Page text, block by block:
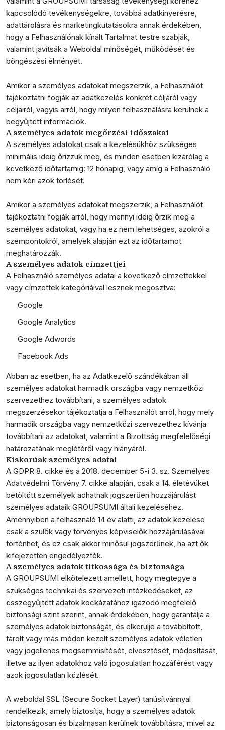
kapcsolódó tevékenységekre, továbbá adatkinyerésre,
adattárolásra és marketingkutatásokra annak érdekében,
hogy a Felhasználónak kínált Tartalmat testre szabják,
valamint javítsák a Weboldal minőségét, működését és
böngészési élményét.
Amikor a személyes adatokat megszerzik, a Felhasználót
tájékoztatni fogják az adatkezelés konkrét céljáról vagy
céljairól, vagyis arról, hogy milyen felhasználásra kerülnek a
begyűjtött információk.
A személyes adatok megőrzési időszakai
A személyes adatokat csak a kezelésükhöz szükséges
minimális ideig őrizzük meg, és minden esetben kizárólag a
következő időtartamig: 12 hónapig, vagy amíg a Felhasználó
nem kéri azok törlését.
Amikor a személyes adatokat megszerzik, a Felhasználót
tájékoztatni fogják arról, hogy mennyi ideig őrzik meg a
személyes adatokat, vagy ha ez nem lehetséges, azokról a
szempontokról, amelyek alapján ezt az időtartamot
meghatározzák.
A személyes adatok címzettjei
A Felhasználó személyes adatai a következő címzettekkel
vagy címzettek kategóriáival lesznek megosztva:
Google
Google Analytics
Google Adwords
Facebook Ads
Abban az esetben, ha az Adatkezelő szándékában áll
személyes adatokat harmadik országba vagy nemzetközi
szervezethez továbbítani, a személyes adatok
megszerzésekor tájékoztatja a Felhasználót arról, hogy mely
harmadik országba vagy nemzetközi szervezethez kívánja
továbbítani az adatokat, valamint a Bizottság megfelelőségi
határozatának meglétéről vagy hiányáról.
Kiskorúak személyes adatai
A GDPR 8. cikke és a 2018. december 5-i 3. sz. Személyes
Adatvédelmi Törvény 7. cikke alapján, csak a 14. életévüket
betöltött személyek adhatnak jogszerűen hozzájárulást
személyes adataik GROUPSUMI általi kezeléséhez.
Amennyiben a felhasználó 14 év alatti, az adatok kezelése
csak a szülők vagy törvényes képviselők hozzájárulásával
történhet, és ez csak akkor minősül jogszerűnek, ha azt ők
kifejezetten engedélyezték.
A személyes adatok titkossága és biztonsága
A GROUPSUMI elkötelezett amellett, hogy megtegye a
szükséges technikai és szervezeti intézkedéseket, az
összegyűjtött adatok kockázatához igazodó megfelelő
biztonsági szint szerint, annak érdekében, hogy garantálja a
személyes adatok biztonságát, és elkerülje a továbbított,
tárolt vagy más módon kezelt személyes adatok véletlen
vagy jogellenes megsemmisítését, elvesztését, módosítását,
illetve az ilyen adatokhoz való jogosulatlan hozzáférést vagy
azok jogosulatlan közlését.
A weboldal SSL (Secure Socket Layer) tanúsítvánnyal
rendelkezik, amely biztosítja, hogy a személyes adatok
biztonságosan és bizalmasan kerülnek továbbításra, mivel az